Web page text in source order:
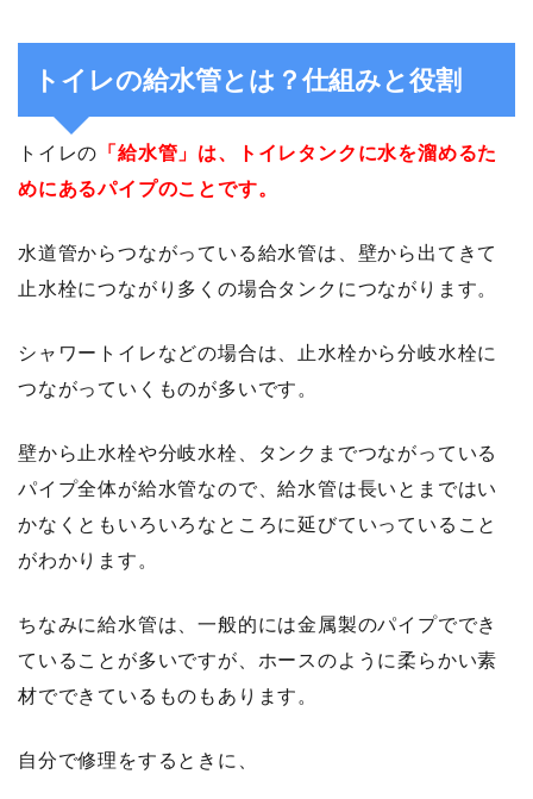
トイレの給水管とは？仕組みと役割
トイレの 「給水管」は、トイレタンクに水を溜めるた
めにあるパイプのことです。
水道管からつながっている給水管は、壁から出てきて
止水栓につながり多くの場合タンクにつながります。
シャワートイレなどの場合は、止水栓から分岐水栓に
つながっていくものが多いです。
壁から止水栓や分岐水栓、タンクまでつながっている
パイプ全体が給水管なので、給水管は長いとまではい
かなくともいろいろなところに延びていっていること
がわかります。
ちなみに給水管は、一般的には金属製のパイプででき
ていることが多いですが、ホースのように柔らかい素
材でできているものもあります。
自分で修理をするときに、